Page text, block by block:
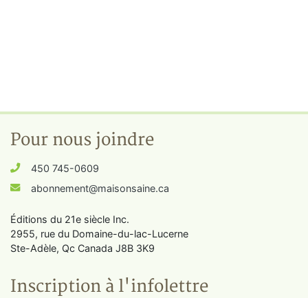
Pour nous joindre
450 745-0609
abonnement@maisonsaine.ca
Éditions du 21e siècle Inc.
2955, rue du Domaine-du-lac-Lucerne
Ste-Adèle, Qc Canada J8B 3K9
Inscription à l'infolettre